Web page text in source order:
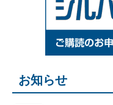
お知らせ